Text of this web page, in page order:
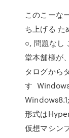
このこーな
ち上げる た
○, 問題なし
堂本舗様が
タログから
す
形式は
仮想マシン